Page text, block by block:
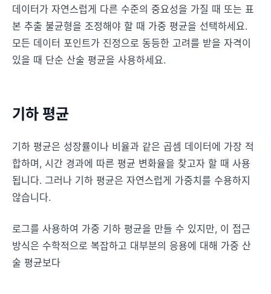
데이터가 자연스럽게 다른 수준의 중요성을 가질 때 또는 표
본 추출 불균형을 조정해야 할 때 가중 평균을 선택하세요.
모든 데이터 포인트가 진정으로 동등한 고려를 받을 자격이
있을 때 단순 산술 평균을 사용하세요.
기하 평균
기하 평균은 성장률이나 비율과 같은 곱셈 데이터에 가장 적
합하며, 시간 경과에 따른 평균 변화율을 찾고자 할 때 사용
됩니다. 그러나 기하 평균은 자연스럽게 가중치를 수용하지
않습니다.
로그를 사용하여 가중 기하 평균을 만들 수 있지만, 이 접근
방식은 수학적으로 복잡하고 대부분의 응용에 대해 가중 산
술 평균보다